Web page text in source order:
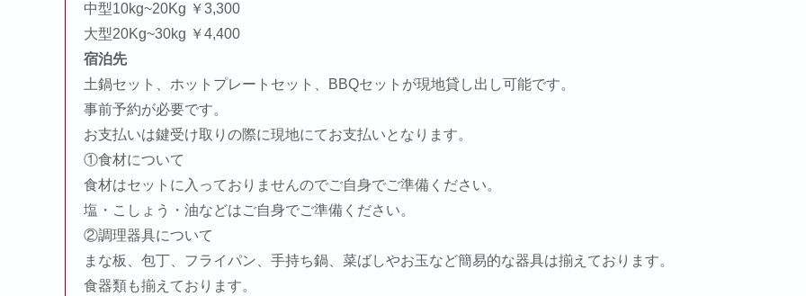
中型10kg~20Kg ￥3,300
大型20Kg~30kg ￥4,400
宿泊先
土鍋セット、ホットプレートセット、BBQセットが現地貸し出し可能です。
事前予約が必要です。
お支払いは鍵受け取りの際に現地にてお支払いとなります。
①食材について
食材はセットに入っておりませんのでご自身でご準備ください。
塩・こしょう・油などはご自身でご準備ください。
②調理器具について
まな板、包丁、フライパン、手持ち鍋、菜ばしやお玉など簡易的な器具は揃えております。
食器類も揃えております。